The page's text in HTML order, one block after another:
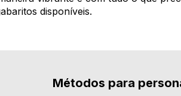
disponíveis.
Métodos para